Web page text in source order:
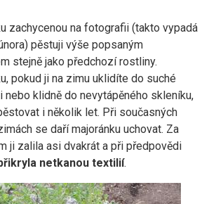
zachycenou na fotografii (takto vypadá
pěstuji výše popsaným
stejně jako předchozí rostliny.
pokud ji na zimu uklidíte do suché
nebo klidně do nevytápěného skleníku,
i několik let. Při současných
se daří majoránku uchovat. Za
ji zalila asi dvakrát a při předpovědi
netkanou textilií.